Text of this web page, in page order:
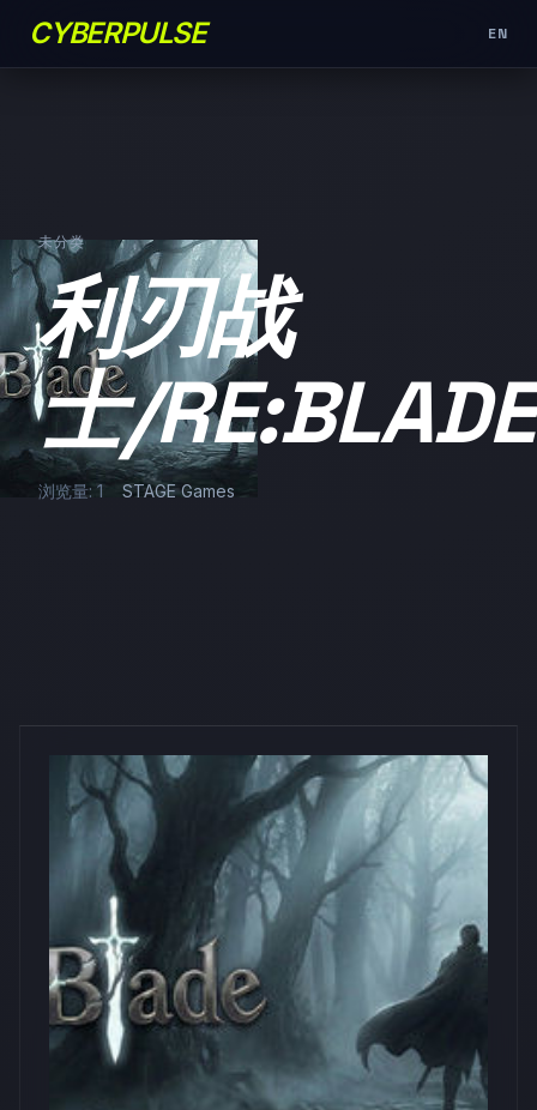
CYBERPULSE EN
未分类
利刃战
士/RE:BLADE
浏览量: 1 STAGE Games